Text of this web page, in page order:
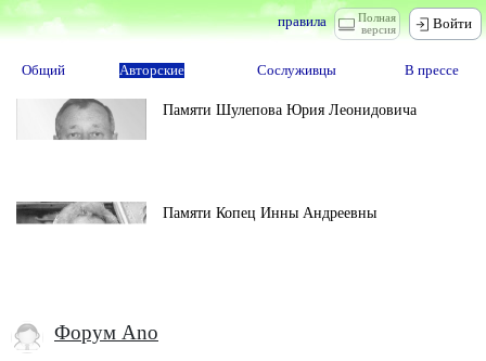
Полная
версия
правила Войти
Общий Авторские Сослуживцы В прессе
Памяти Шулепова Юрия Леонидовича
Памяти Копец Инны Андреевны
Форум Ano